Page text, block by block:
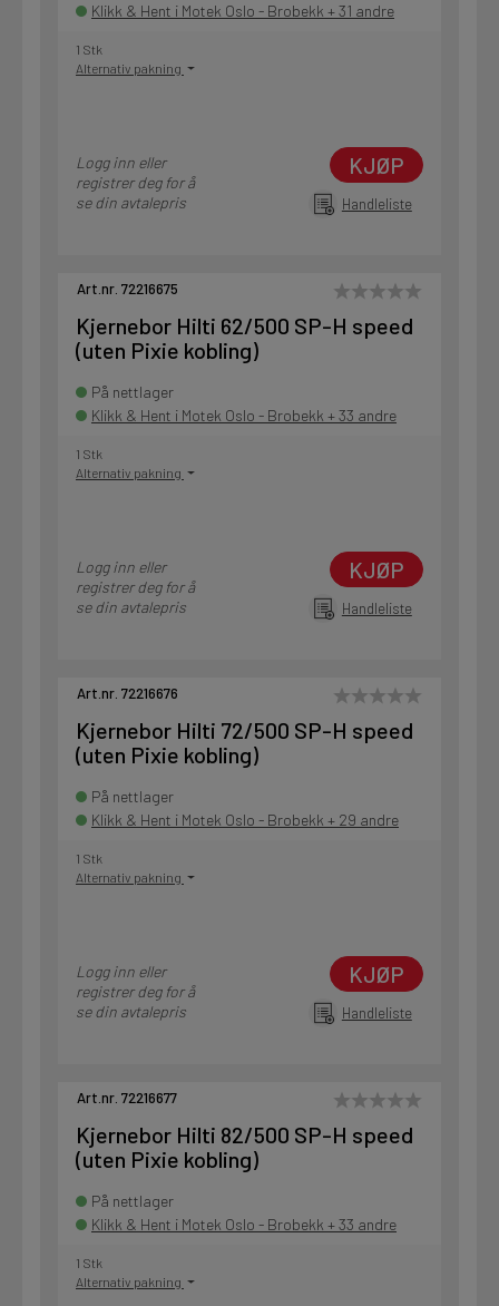
Klikk & Hent i Motek Oslo - Brobekk + 31 andre
1 Stk
Alternativ pakning
Logg inn eller
registrer deg for å
se din avtalepris
KJØP
Handleliste
Art.nr. 72216675
Kjernebor Hilti 62/500 SP-H speed
(uten Pixie kobling)
På nettlager
Klikk & Hent i Motek Oslo - Brobekk + 33 andre
1 Stk
Alternativ pakning
Logg inn eller
registrer deg for å
se din avtalepris
KJØP
Handleliste
Art.nr. 72216676
Kjernebor Hilti 72/500 SP-H speed
(uten Pixie kobling)
På nettlager
Klikk & Hent i Motek Oslo - Brobekk + 29 andre
1 Stk
Alternativ pakning
Logg inn eller
registrer deg for å
se din avtalepris
KJØP
Handleliste
Art.nr. 72216677
Kjernebor Hilti 82/500 SP-H speed
(uten Pixie kobling)
På nettlager
Klikk & Hent i Motek Oslo - Brobekk + 33 andre
1 Stk
Alternativ pakning